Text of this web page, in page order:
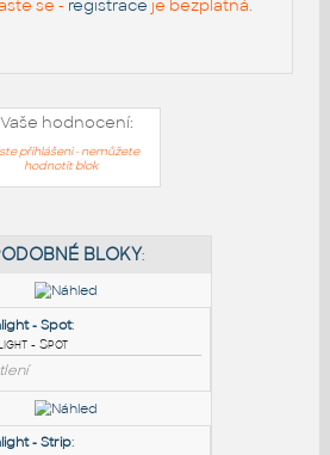
se - registrace je bezplatná.
Vaše hodnocení:
přihlášeni - nemůžete
hodnotit blok
PODOBNÉ BLOKY